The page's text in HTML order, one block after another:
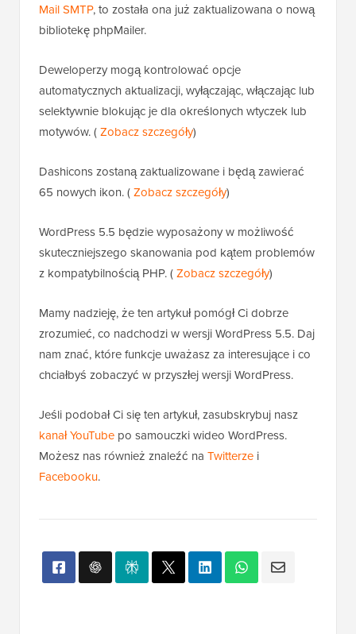
Mail SMTP, to została ona już zaktualizowana o nową
bibliotekę phpMailer.
Deweloperzy mogą kontrolować opcje
automatycznych aktualizacji, wyłączając, włączając lub
selektywnie blokując je dla określonych wtyczek lub
motywów. (Zobacz szczegóły)
Dashicons zostaną zaktualizowane i będą zawierać
65 nowych ikon. (Zobacz szczegóły)
WordPress 5.5 będzie wyposażony w możliwość
skuteczniejszego skanowania pod kątem problemów
z kompatybilnością PHP. (Zobacz szczegóły)
Mamy nadzieję, że ten artykuł pomógł Ci dobrze
zrozumieć, co nadchodzi w wersji WordPress 5.5. Daj
nam znać, które funkcje uważasz za interesujące i co
chciałbyś zobaczyć w przyszłej wersji WordPress.
Jeśli podobał Ci się ten artykuł, zasubskrybuj nasz
kanał YouTube po samouczki wideo WordPress.
Możesz nas również znaleźć na Twitterze i
Facebooku.